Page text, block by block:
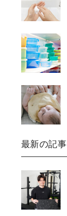
最新の記事